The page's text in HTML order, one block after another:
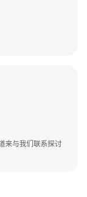
来与我们联系探讨